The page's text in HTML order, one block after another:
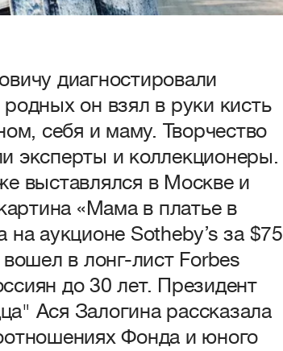
диагностировали
он взял в руки кисть
себя и маму. Творчество
эксперты и коллекционеры.
выставлялся в Москве и
«Мама в платье в
аукционе Sotheby’s за $75
в лонг-лист Forbes
до 30 лет. Президент
Ася Залогина рассказала
Фонда и юного